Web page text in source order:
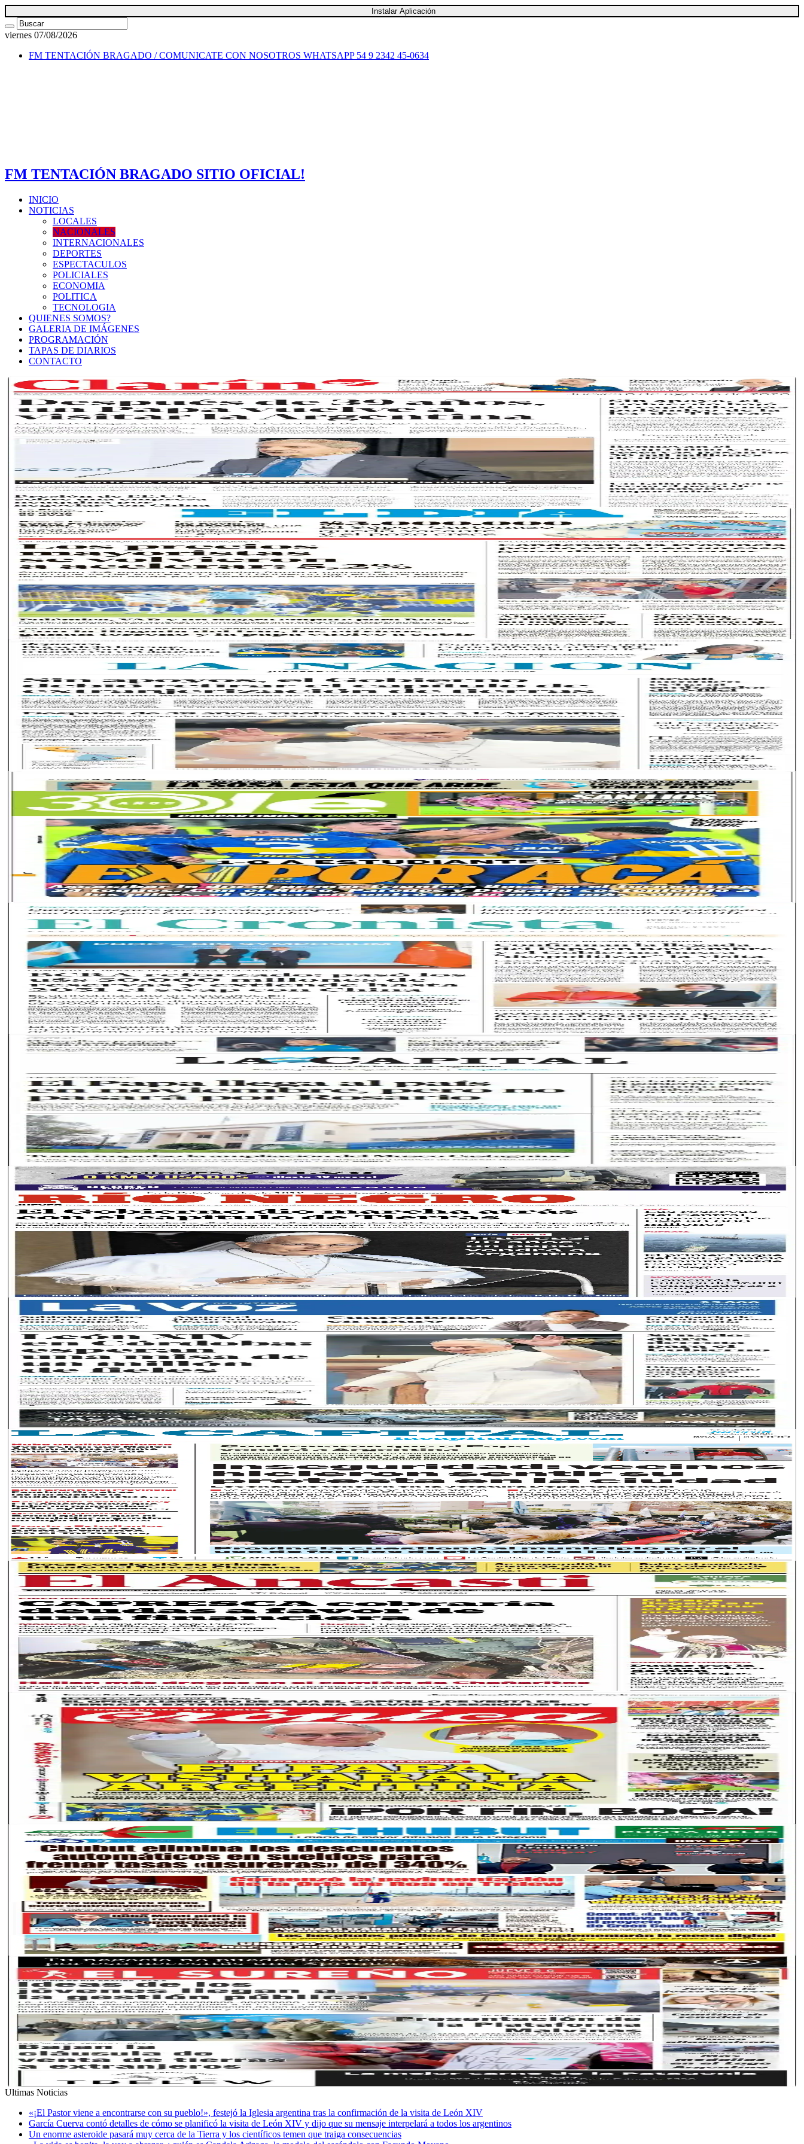
Instalar Aplicación
viernes 07/08/2026
FM TENTACIÓN BRAGADO / COMUNICATE CON NOSOTROS WHATSAPP 54 9 2342 45-0634
FM TENTACIÓN BRAGADO SITIO OFICIAL!
INICIO
NOTICIAS
LOCALES
NACIONALES
INTERNACIONALES
DEPORTES
ESPECTACULOS
POLICIALES
ECONOMIA
POLITICA
TECNOLOGIA
QUIENES SOMOS?
GALERIA DE IMÁGENES
PROGRAMACIÓN
TAPAS DE DIARIOS
CONTACTO
Ultimas Noticias
«¡El Pastor viene a encontrarse con su pueblo!», festejó la Iglesia argentina tras la confirmación de la visita de León XIV
García Cuerva contó detalles de cómo se planificó la visita de León XIV y dijo que su mensaje interpelará a todos los argentinos
Un enorme asteroide pasará muy cerca de la Tierra y los científicos temen que traiga consecuencias